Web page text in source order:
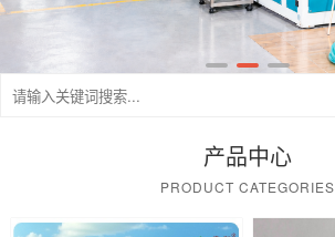
产品中心
PRODUCT CATEGORIES